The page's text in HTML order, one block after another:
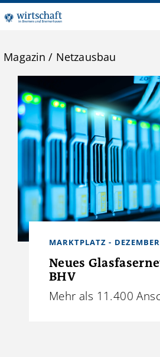
Magazin / Netzausbau
MARKTPLATZ -
Neues
BHV
Mehr als 11.400